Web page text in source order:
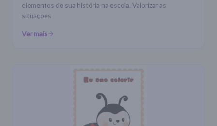
elementos de sua história na escola. Valorizar as
situações
Ver mais